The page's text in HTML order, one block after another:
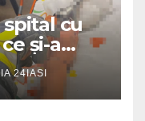
spital cu
și-a
24IASI